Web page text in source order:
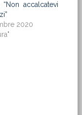
“Non accalcatevi
2020